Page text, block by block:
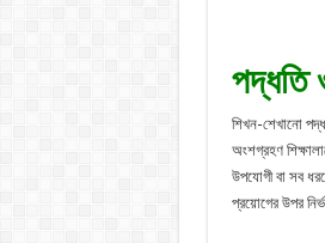
শিখন-শেখানো
অংশগ্রহণ
উপযোগী বা সব
প্রয়োগের উপর